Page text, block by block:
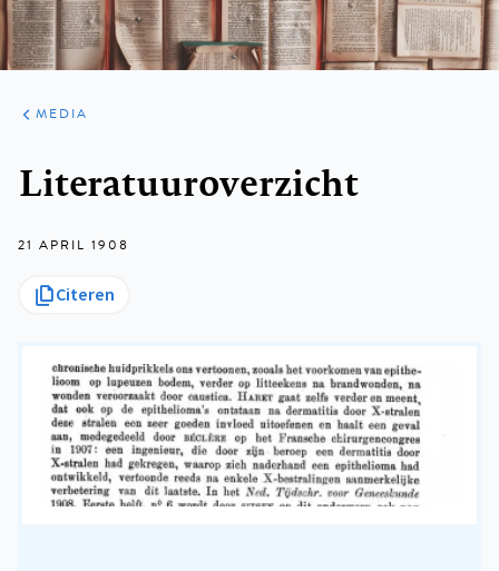
ARTIKELEN
VARIA
MEDIA
Literatuuroverzicht
21 APRIL 1908
Citeren